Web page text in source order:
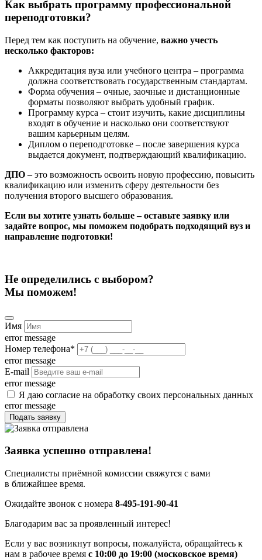
Как выбрать программу профессиональной
переподготовки?
Перед тем как поступить на обучение, важно учесть
несколько факторов:
Аккредитация вуза или учебного центра – программа
должна соответствовать государственным стандартам.
Форма обучения – очные, заочные и дистанционные
форматы позволяют выбрать удобный график.
Программу курса – стоит изучить, какие дисциплины
входят в обучение и насколько они соответствуют
вашим карьерным целям.
Диплом о переподготовке – после завершения курса
выдается документ, подтверждающий квалификацию.
ДПО – это возможность освоить новую профессию, повысить
квалификацию или изменить сферу деятельности без
получения второго высшего образования.
Если вы хотите узнать больше – оставьте заявку или
задайте вопрос, мы поможем подобрать подходящий вуз и
направление подготовки!
Не определились с выбором?
Мы поможем!
Имя
error message
Номер телефона*
error message
E-mail
error message
Я даю согласие на обработку своих персональных данных
error message
Подать заявку
Заявка успешно отправлена!
Специалисты приёмной комиссии свяжутся с вами
в ближайшее время.
Ожидайте звонок с номера 8-495-191-90-41
Благодарим вас за проявленный интерес!
Если у вас возникнут вопросы, пожалуйста, обращайтесь к
нам в рабочее время с 10:00 до 19:00 (московское время)